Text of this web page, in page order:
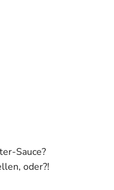
Sauce?
oder?!